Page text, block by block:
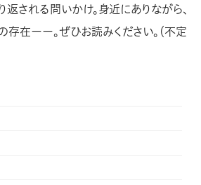
される問いかけ。身近にありながら、
在ーー。ぜひお読みください。（不定